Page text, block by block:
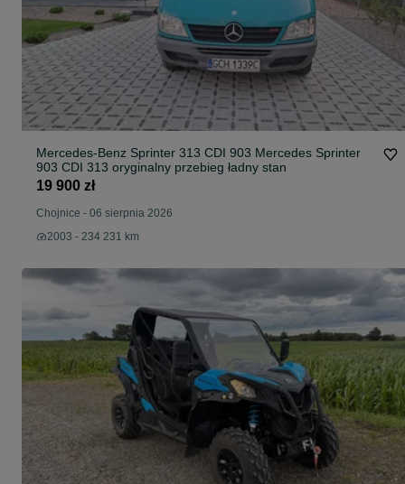
Mercedes-Benz Sprinter 313 CDI 903 Mercedes Sprinter
903 CDI 313 oryginalny przebieg ładny stan
19 900 zł
Chojnice - 06 sierpnia 2026
2003 - 234 231 km